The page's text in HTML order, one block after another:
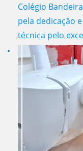
Colégio
pela dedicação
técnica pelo